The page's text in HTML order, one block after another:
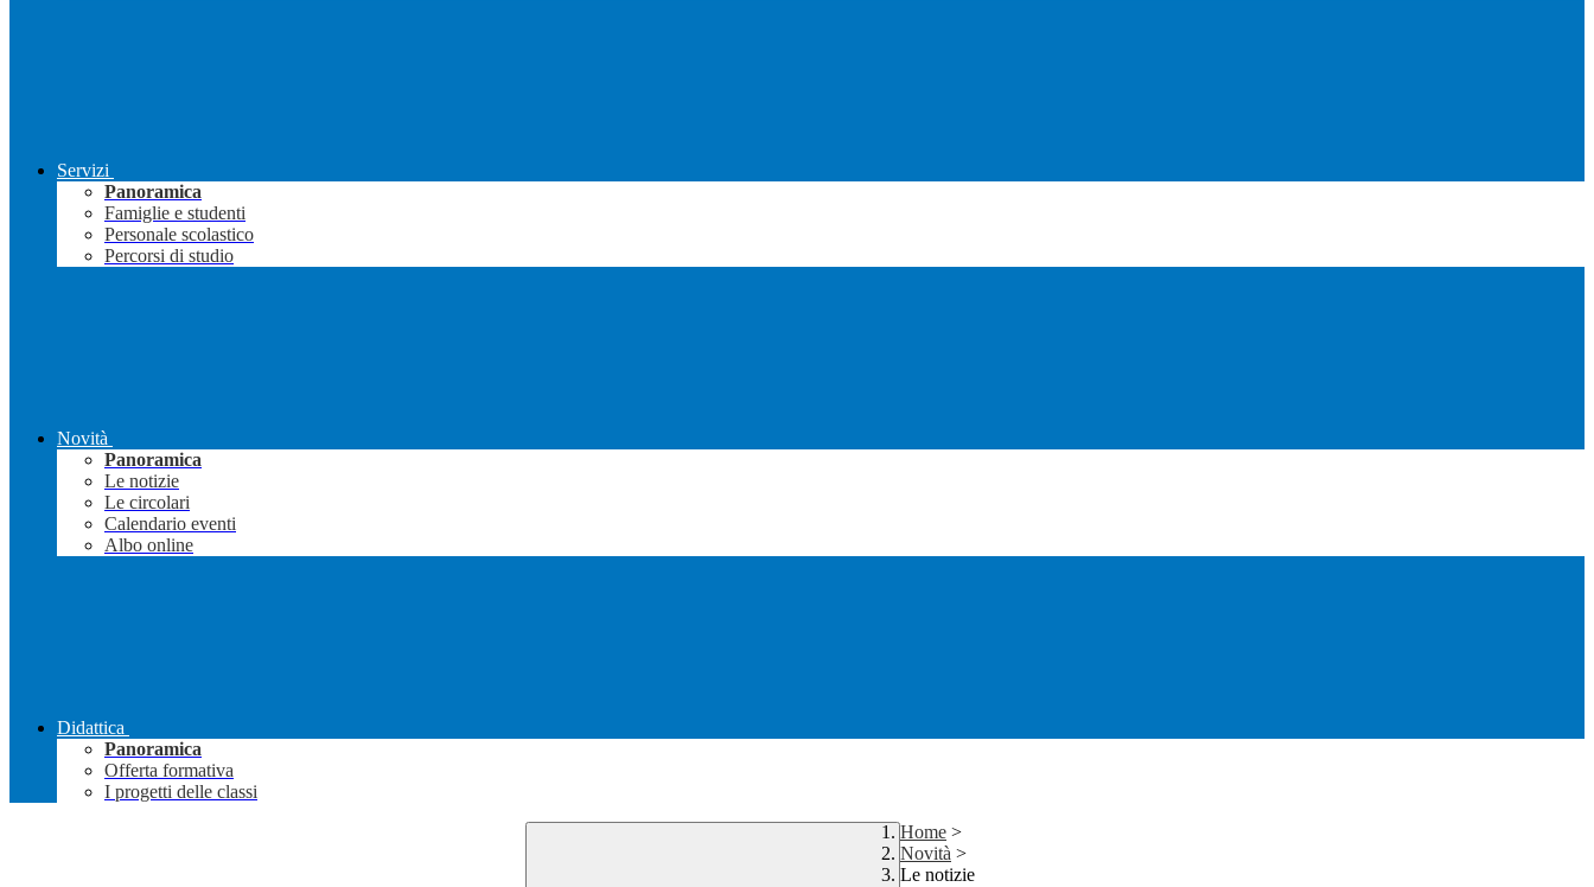
Servizi
Panoramica
Famiglie e studenti
Personale scolastico
Percorsi di studio
Novità
Panoramica
Le notizie
Le circolari
Calendario eventi
Albo online
Didattica
Panoramica
Offerta formativa
I progetti delle classi
Home >
Novità >
Le notizie